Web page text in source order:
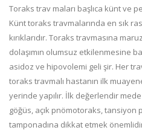
Toraks trav maları başlıca künt ve
Künt toraks travmalarında en sık
kırıklarıdır. Toraks travmasına
dolaşımın olumsuz etkilenmesine
asidoz ve hipovolemi geli şir. Her
toraks travmalı hastanın ilk
yerinde yapılır. İlk değerlendir
göğüs, açık pnömotoraks, tansiyon
tamponadına dikkat etmek